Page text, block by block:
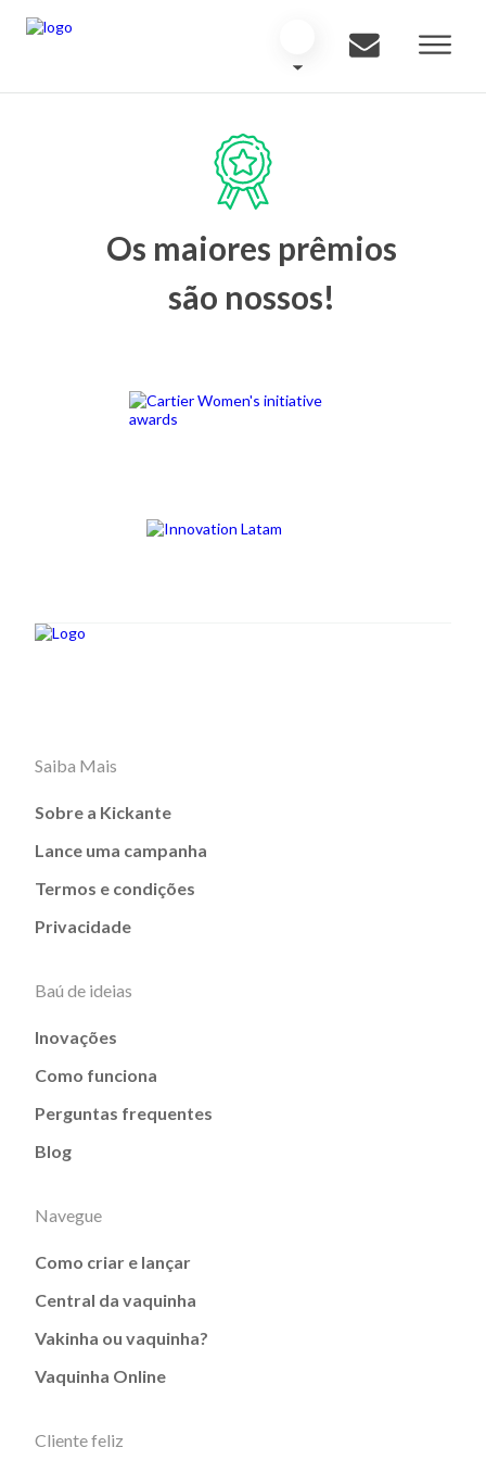
Os maiores prêmios
são nossos!
Saiba Mais
Sobre a Kickante
Lance uma campanha
Termos e condições
Privacidade
Baú de ideias
Inovações
Como funciona
Perguntas frequentes
Blog
Navegue
Como criar e lançar
Central da vaquinha
Vakinha ou vaquinha?
Vaquinha Online
Cliente feliz